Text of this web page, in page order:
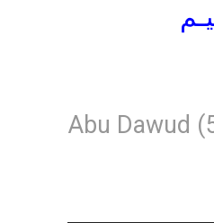
Abu Dawud